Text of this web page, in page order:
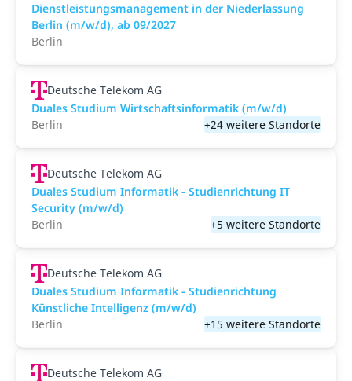
Dienstleistungsmanagement in der Niederlassung
Berlin (m/w/d), ab 09/2027
Berlin
Deutsche Telekom AG
Duales Studium Wirtschaftsinformatik (m/w/d)
Berlin
+24 weitere Standorte
Deutsche Telekom AG
Duales Studium Informatik - Studienrichtung IT
Security (m/w/d)
Berlin
+5 weitere Standorte
Deutsche Telekom AG
Duales Studium Informatik - Studienrichtung
Künstliche Intelligenz (m/w/d)
Berlin
+15 weitere Standorte
Deutsche Telekom AG